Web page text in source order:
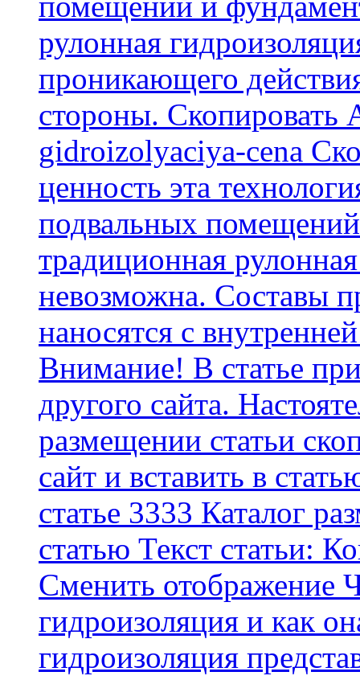
рулонная
проникающего
стороны. Скопировать
gidroizolyaciya-cena
ценность эта
подвальных
традиционная
невозможна. Составы
наносятся с
Внимание! В статье
другого сайта.
размещении статьи
сайт и вставить в
статье 3333 Каталог
статью Текст статьи:
Cменить отображение
гидроизоляция и как
гидроизоляция